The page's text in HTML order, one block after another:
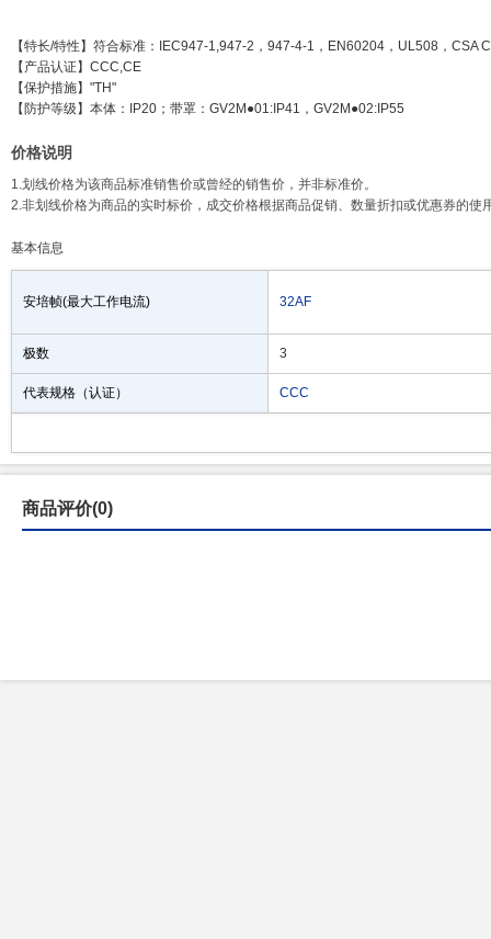
【特长/特性】符合标准：IEC947-1,947-2，947-4-1，EN60204，UL508，
【产品认证】CCC,CE
【保护措施】"TH"
【防护等级】本体：IP20；带罩：GV2M●01:IP41，GV2M●02:IP55
价格说明
1.划线价格为该商品标准销售价或曾经的销售价，并非标准价。
2.非划线价格为商品的实时标价，成交价格根据商品促销、数量折扣或优惠券的
基本信息
安培帧(最大工作电流) 32AF
极数 3
代表规格（认证） CCC
商品评价(0)